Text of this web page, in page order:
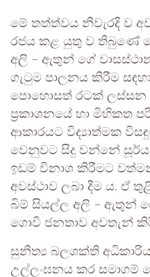
මේ තත්ත්වය නිවැරදි ව
රජය කළ යුතු ව තිබුණේ
අලි – ඇතුන් ගේ
ගැටුම පාලනය කිරීම
පොහොසත් රටක් ලස්සන
ප්‍රකාශනයේ හා මිහිකත
ආකාරයට විද්‍යාත්මක
වෙනුවට සිදු වන්නේ සූර්ය
ඉඩම් විනාශ කිරීමට
අවස්ථාව ලබා දීම ය. ඒ
බිම් සියල්ල අලි – ඇතුන්
ගොවි ජනතාව අවතැන්
සුනිත්‍ය බලශක්ති
උල්ලංඝනය කර සමාගම්